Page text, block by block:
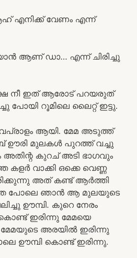
എനിക്ക് വേണം എന്ന്
ആണ് ഡാ… എന്ന് ചിരിച്ചു
നീ ഇത് ആരോട് പറയരുത്
പോയി റൂമിലെ ലൈറ്റ് ഇട്ടു.
ആയി. മേമ അടുത്ത്
ഊരി മുലകൾ പുറത്ത് വച്ചു
കുറച് അടി ഭാഗവും
കളർ വാക്കി ഒക്കെ വെണ്ണ
അത് കണ്ട് ആർത്തി
പോലെ ഞാൻ ആ മുലയുടെ
ഊമ്പി. കുറെ നേരം
ഇരിന്നു മേമയെ
മേമയുടെ അരയിൽ ഇരിന്നു
ഊമ്പി കൊണ്ട് ഇരിന്നു.